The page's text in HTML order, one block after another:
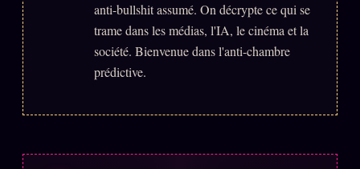
Archives SMK
SMK Manifeste
Gossip Manifeste
anti-bullshit assumé. On décrypte ce qui se
trame dans les médias, l'IA, le cinéma et la
société. Bienvenue dans l'anti-chambre
prédictive.